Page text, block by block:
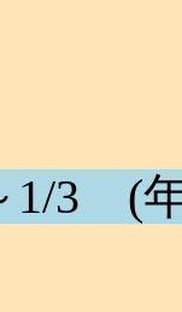
1/3 (